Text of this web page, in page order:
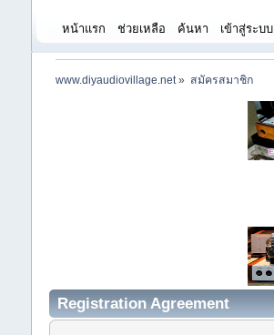
หน้าแรก ช่วยเหลือ ค้นหา เข้าสู่ระบบ
www.diyaudiovillage.net» สมัครสมาชิก
Registration Agreement